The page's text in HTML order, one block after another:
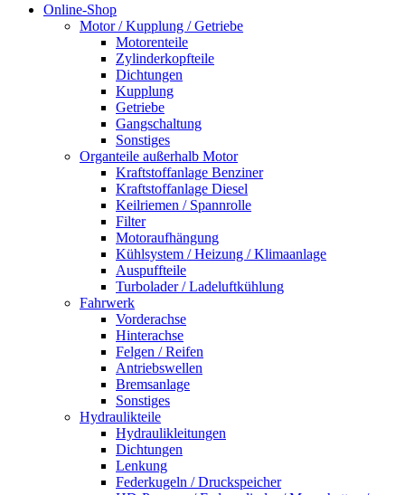
Online-Shop
Motor / Kupplung / Getriebe
Motorenteile
Zylinderkopfteile
Dichtungen
Kupplung
Getriebe
Gangschaltung
Sonstiges
Organteile außerhalb Motor
Kraftstoffanlage Benziner
Kraftstoffanlage Diesel
Keilriemen / Spannrolle
Filter
Motoraufhängung
Kühlsystem / Heizung / Klimaanlage
Auspuffteile
Turbolader / Ladeluftkühlung
Fahrwerk
Vorderachse
Hinterachse
Felgen / Reifen
Antriebswellen
Bremsanlage
Sonstiges
Hydraulikteile
Hydraulikleitungen
Dichtungen
Lenkung
Federkugeln / Druckspeicher